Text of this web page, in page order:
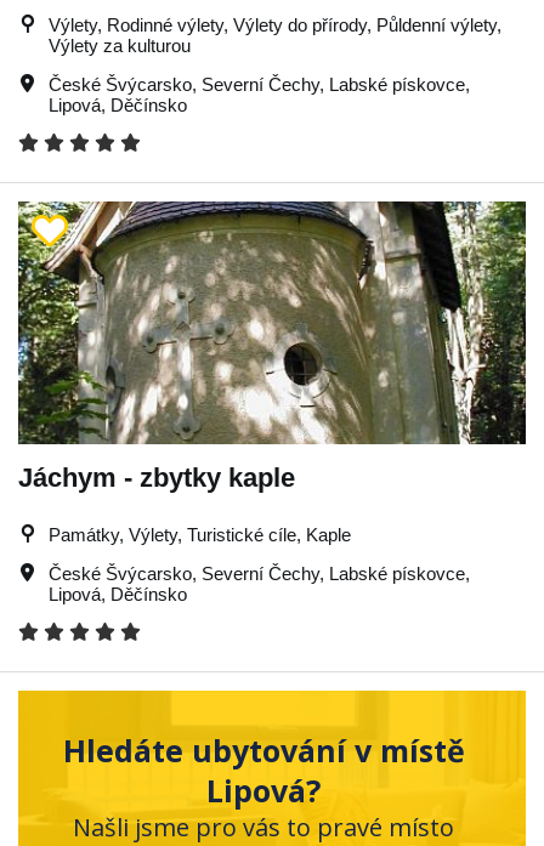
Výlety, Rodinné výlety, Výlety do přírody, Půldenní výlety,
Výlety za kulturou
České Švýcarsko, Severní Čechy, Labské pískovce,
Lipová, Děčínsko
Jáchym - zbytky kaple
Památky, Výlety, Turistické cíle, Kaple
České Švýcarsko, Severní Čechy, Labské pískovce,
Lipová, Děčínsko
Hledáte ubytování v místě
Lipová?
Našli jsme pro vás to pravé místo